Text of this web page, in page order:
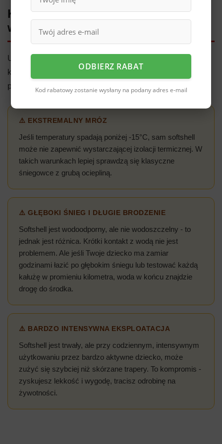
Kiedy softshell może nie
wystarczyć?
Uczciwie mówiąc - softshell nie jest rozwiązaniem na
każdą sytuację. I wolę to powiedzieć wprost, niż żebyś
potem miała do mnie żal.
⚠️ EKSTREMALNY MRÓZ
Jeśli temperatury spadają poniżej -15°C, sam softshell
może nie zapewnić wystarczającej izolacji termicznej. W
takich warunkach lepiej sprawdzą się klasyczne
śniegowce z grubą ociepliną.
⚠️ GŁĘBOKI ŚNIEG I DŁUGIE BRODZENIE
Softshell jest wodoodporny, ale nie wodoszczelny - to
jednak jest różnica. Krótki kontakt z wodą nie jest
problemem. Ale jeśli Twoje dziecko ma zamiar
godzinami łazić po głębokim śniegu lub testować każdą
kałużę w promieniu kilometra, woda w końcu znajdzie
drogę do środka.
⚠️ BARDZO INTENSYWNA EKSPLOATACJA
Softshell jest trwały, ale przy codziennym, intensywnym
użytkowaniu przez bardzo aktywne dziecko, może
zużyć się szybciej niż skórzane trapery. To kompromis -
zyskujesz lekkość i wygodę, tracisz odrobinę na
żywotności.
ODBIERZ RABAT
Kod rabatowy zostanie wysłany na podany adres e-mail